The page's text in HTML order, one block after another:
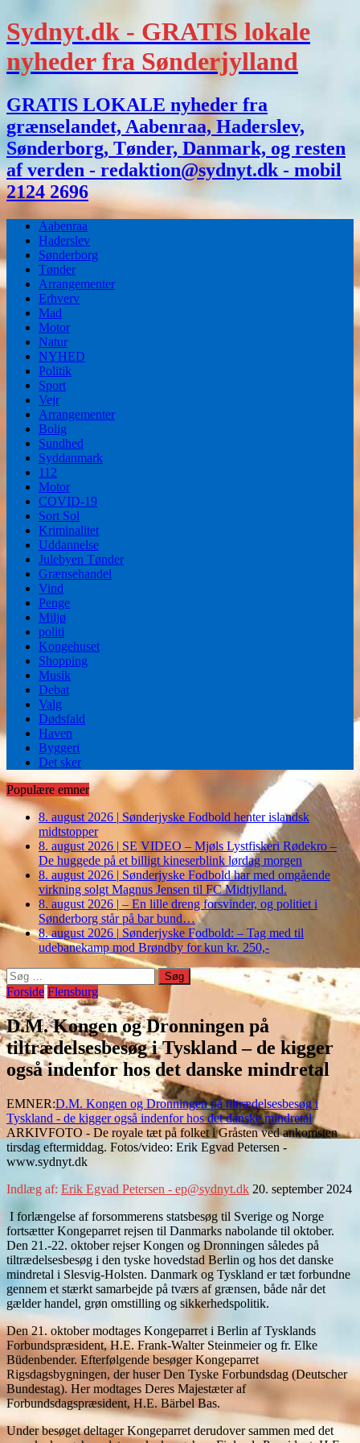
Sydnyt.dk - GRATIS lokale
nyheder fra Sønderjylland
GRATIS LOKALE nyheder fra
grænselandet, Aabenraa, Haderslev,
Sønderborg, Tønder, Danmark, og resten
af verden - redaktion@sydnyt.dk - mobil
2124 2696
Aabenraa
Haderslev
Sønderborg
Tønder
Arrangementer
Erhverv
Mad
Motor
Natur
NYHED
Politik
Sport
Vejr
Arrangementer
Bolig
Sundhed
Syddanmark
112
Motor
COVID-19
Sort Sol
Kriminalitet
Uddannelse
Julebyen Tønder
Grænsehandel
Vind
Penge
Miljø
politi
Kongehuset
Shopping
Musik
Debat
Valg
Dødsfald
Haven
Byggeri
Det sker
Populære emner
8. august 2026 | Sønderjyske Fodbold henter islandsk
midtstopper
8. august 2026 | SE VIDEO – Mjøls Lystfiskeri Rødekro –
De huggede på et billigt kineserblink lørdag morgen
8. august 2026 | Sønderjyske Fodbold har med omgående
virkning solgt Magnus Jensen til FC Midtjylland.
8. august 2026 | – En lille dreng forsvinder, og politiet i
Sønderborg står på bar bund…
8. august 2026 | Sønderjyske Fodbold: – Tag med til
udebanekamp mod Brøndby for kun kr. 250,-
Søg
efter:
Forside Flensburg
D.M. Kongen og Dronningen på
tiltrædelsesbesøg i Tyskland – de kigger
også indenfor hos det danske mindretal
EMNER:D.M. Kongen og Dronningen på tiltrædelsesbesøg i
Tyskland - de kigger også indenfor hos det danske mindretal
ARKIVFOTO - De royale tæt på folket i Gråsten ved ankomsten
tirsdag eftermiddag. Fotos/video: Erik Egvad Petersen -
www.sydnyt.dk
Indlæg af: Erik Egvad Petersen - ep@sydnyt.dk 20. september 2024
I forlængelse af forsommerens statsbesøg til Sverige og Norge
fortsætter Kongeparret rejsen til Danmarks nabolande til oktober.
Den 21.-22. oktober rejser Kongen og Dronningen således på
tiltrædelsesbesøg i den tyske hovedstad Berlin og hos det danske
mindretal i Slesvig-Holsten. Danmark og Tyskland er tæt forbundne
gennem et stærkt samarbejde på tværs af grænsen, både når det
gælder handel, grøn omstilling og sikkerhedspolitik.
Den 21. oktober modtages Kongeparret i Berlin af Tysklands
Forbundspræsident, H.E. Frank-Walter Steinmeier og fr. Elke
Büdenbender. Efterfølgende besøger Kongeparret
Rigsdagsbygningen, der huser Den Tyske Forbundsdag (Deutscher
Bundestag). Her modtages Deres Majestæter af
Forbundsdagspræsident, H.E. Bärbel Bas.
Under besøget deltager Kongeparret derudover sammen med det